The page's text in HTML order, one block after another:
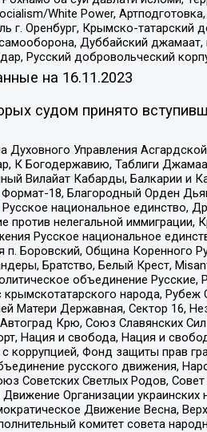
White Power, Артподготовка,
г. Оренбург, Крымско-татарский
Дуббайский джамаат,
Русский добровольческий
на 16.11.2023
судом принято
Управления
К Богодержавию, Таблиги
Вилайат Кабарды, Балкарии и
18, Благородный Орден
национальное единство,
нелегальной иммиграции,
Русское национальное
Боровский, Община Коренного
Братство, Белый Крест,
объединение Русские,
народа, Рубеж
Матери Державная, Сектор 16,
Крю, Союз Славянских
Нация и свобода, Нация и
коррупцией, Фонд защиты прав
русского движения,
Советских Светлых Родов, Совет
Организации украинских
Движение Весна,
комитет совета